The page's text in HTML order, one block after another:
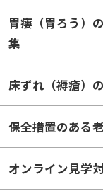
胃瘻（胃ろう）
集
床ずれ（褥瘡）
保全措置のある
オンライン見学